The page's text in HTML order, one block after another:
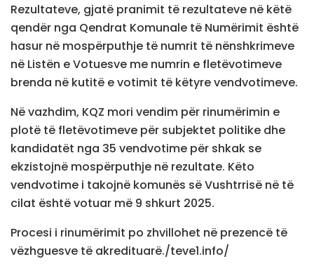
Rezultateve, gjatë pranimit të rezultateve në këtë
qendër nga Qendrat Komunale të Numërimit është
hasur në mospërputhje të numrit të nënshkrimeve
në Listën e Votuesve me numrin e fletëvotimeve
brenda në kutitë e votimit të këtyre vendvotimeve.
Në vazhdim, KQZ mori vendim për rinumërimin e
plotë të fletëvotimeve për subjektet politike dhe
kandidatët nga 35 vendvotime për shkak se
ekzistojnë mospërputhje në rezultate. Këto
vendvotime i takojnë komunës së Vushtrrisë në të
cilat është votuar më 9 shkurt 2025.
Procesi i rinumërimit po zhvillohet në prezencë të
vëzhguesve të akredituarë./teve1.info/